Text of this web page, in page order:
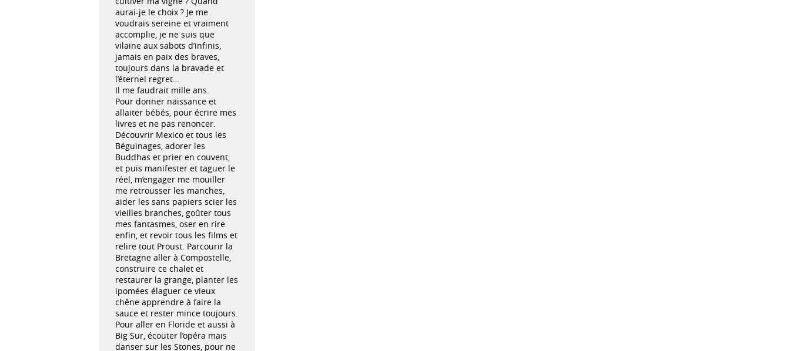
aurai-je le choix ? Je me
voudrais sereine et vraiment
accomplie, je ne suis que
vilaine aux sabots d’infinis,
jamais en paix des braves,
toujours dans la bravade et
l’éternel regret…
Il me faudrait mille ans.
Pour donner naissance et
allaiter bébés, pour écrire mes
livres et ne pas renoncer.
Découvrir Mexico et tous les
Béguinages, adorer les
Buddhas et prier en couvent,
et puis manifester et taguer le
réel, m’engager me mouiller
me retrousser les manches,
aider les sans papiers scier les
vieilles branches, goûter tous
mes fantasmes, oser en rire
enfin, et revoir tous les films et
relire tout Proust. Parcourir la
Bretagne aller à Compostelle,
construire ce chalet et
restaurer la grange, planter les
ipomées élaguer ce vieux
chêne apprendre à faire la
sauce et rester mince toujours.
Pour aller en Floride et aussi à
Big Sur, écouter l’opéra mais
danser sur les Stones, pour ne